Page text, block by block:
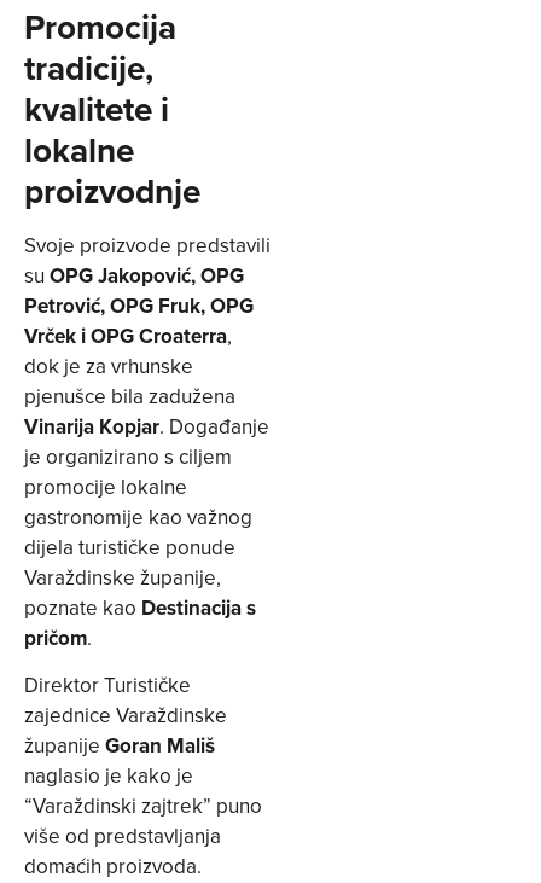
Promocija
tradicije,
kvalitete i
lokalne
proizvodnje
Svoje proizvode predstavili
su OPG Jakopović, OPG
Petrović, OPG Fruk, OPG
Vrček i OPG Croaterra,
dok je za vrhunske
pjenušce bila zadužena
Vinarija Kopjar. Događanje
je organizirano s ciljem
promocije lokalne
gastronomije kao važnog
dijela turističke ponude
Varaždinske županije,
poznate kao Destinacija s
pričom.
Direktor Turističke
zajednice Varaždinske
županije Goran Mališ
naglasio je kako je
“Varaždinski zajtrek” puno
više od predstavljanja
domaćih proizvoda.